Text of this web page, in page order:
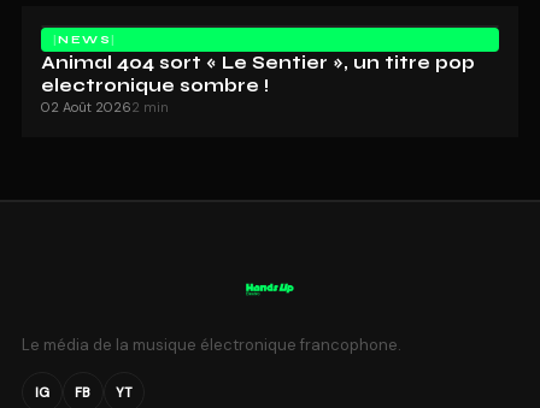
NEWS
Animal 404 sort « Le Sentier », un titre pop
electronique sombre !
02 Août 20262 min
Le média de la musique électronique francophone.
IG FB YT